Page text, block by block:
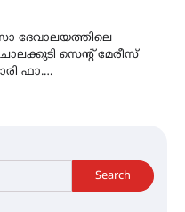
ദേവാലയത്തിലെ
സെന്റ് മേരീസ്
ഫാ.…
Search